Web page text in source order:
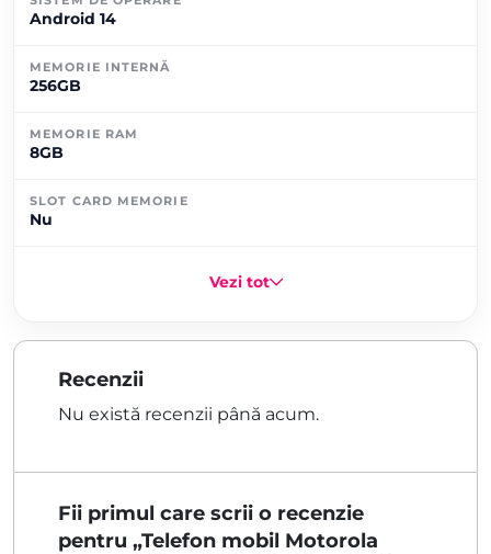
Android 14
MEMORIE INTERNĂ
256GB
MEMORIE RAM
8GB
SLOT CARD MEMORIE
Nu
Vezi tot
Recenzii
Nu există recenzii până acum.
Fii primul care scrii o recenzie
pentru „Telefon mobil Motorola